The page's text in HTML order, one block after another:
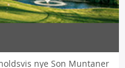
nye Son Muntaner